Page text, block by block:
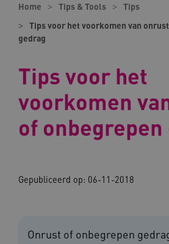
Home Tips & Tools
Tips
Tips voor het voorkomen van
gedrag
Tips voor het
voorkomen
of onbegrepen
Gepubliceerd op: 06-11-2018
Onrust of onbegrepen